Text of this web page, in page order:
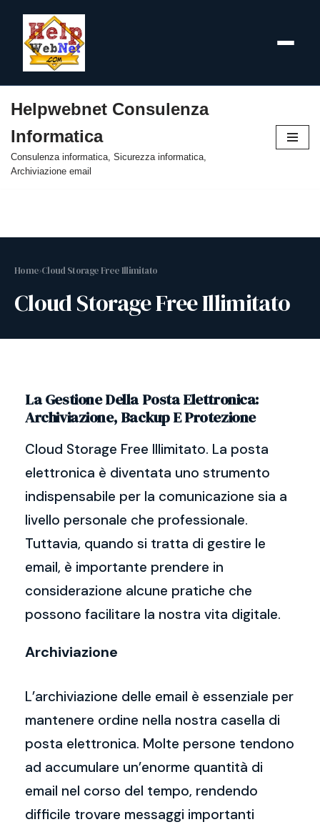
al
contenuto
Helpwebnet Consulenza
Informatica
Consulenza informatica, Sicurezza informatica,
Archiviazione email
Home›Cloud Storage Free Illimitato
Cloud Storage Free Illimitato
La Gestione Della Posta Elettronica:
Archiviazione, Backup E Protezione
Cloud Storage Free Illimitato. La posta
elettronica è diventata uno strumento
indispensabile per la comunicazione sia a
livello personale che professionale.
Tuttavia, quando si tratta di gestire le
email, è importante prendere in
considerazione alcune pratiche che
possono facilitare la nostra vita digitale.
Archiviazione
L’archiviazione delle email è essenziale per
mantenere ordine nella nostra casella di
posta elettronica. Molte persone tendono
ad accumulare un’enorme quantità di
email nel corso del tempo, rendendo
difficile trovare messaggi importanti